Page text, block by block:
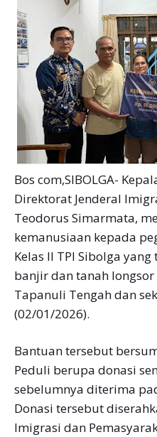
Bos com,SIBOLGA-
Direktorat Jenderal
Teodorus Simarmata,
kemanusiaan kepada
Kelas II TPI Sibolga
banjir dan tanah
Tapanuli Tengah dan
(02/01/2026).
Bantuan tersebut
Peduli berupa donasi
sebelumnya diterima
Donasi tersebut
Imigrasi dan